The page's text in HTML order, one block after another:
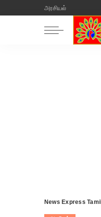
அரசியல்
News Express Tamil